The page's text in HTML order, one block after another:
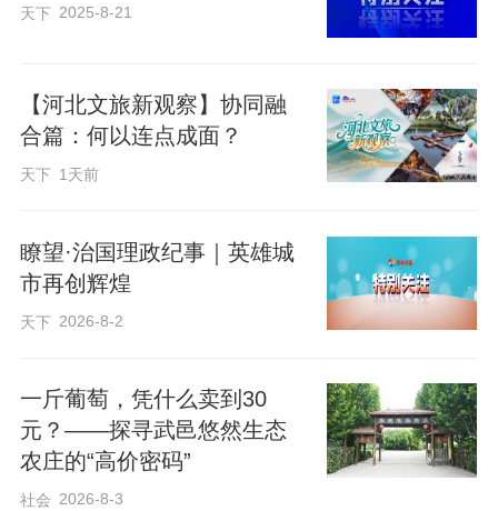
原标题：从“周末游”到“不想走”，河北等你留！丨冀时
天下 2025-8-21
【河北文旅新观察】协同融
合篇：何以连点成面？
天下 1天前
瞭望·治国理政纪事｜英雄城
市再创辉煌
天下 2026-8-2
一斤葡萄，凭什么卖到30
元？——探寻武邑悠然生态
农庄的“高价密码”
社会 2026-8-3